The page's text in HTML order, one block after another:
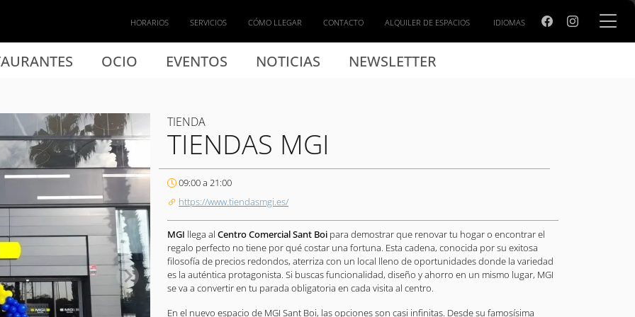
OCIO EVENTOS NOTICIAS NEWSLETTER
HORARIOS SERVICIOS CÓMO LLEGAR CONTACTO ALQUILER DE ESPACIOS IDIOMAS
TIENDA
TIENDAS MGI
09:00 a 21:00
https://www.tiendasmgi.es/
MGI llega al Centro Comercial Sant Boi para demostrar que renovar tu hogar o encontrar el
regalo perfecto no tiene por qué costar una fortuna. Esta cadena, conocida por su exitosa
filosofía de precios redondos, aterriza con un local lleno de oportunidades donde la variedad
es la auténtica protagonista. Si buscas funcionalidad, diseño y ahorro en un mismo lugar, MGI
se va a convertir en tu parada obligatoria en cada visita al centro.
En el nuevo espacio de MGI Sant Boi, las opciones son casi infinitas. Desde su famosísima